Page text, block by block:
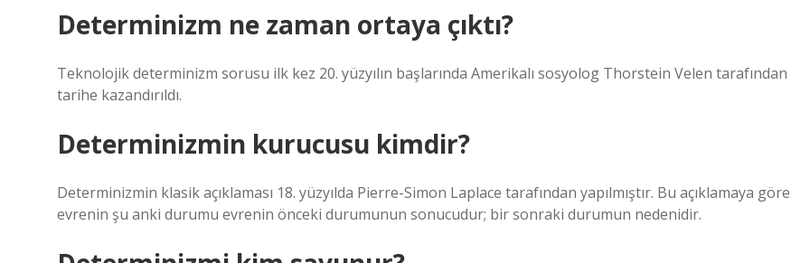
Determinizm ne zaman ortaya çıktı?
Teknolojik determinizm sorusu ilk kez 20. yüzyılın başlarında Amerikalı sosyolog Thorstein Velen tarafından
tarihe kazandırıldı.
Determinizmin kurucusu kimdir?
Determinizmin klasik açıklaması 18. yüzyılda Pierre-Simon Laplace tarafından yapılmıştır. Bu açıklamaya göre
evrenin şu anki durumu evrenin önceki durumunun sonucudur; bir sonraki durumun nedenidir.